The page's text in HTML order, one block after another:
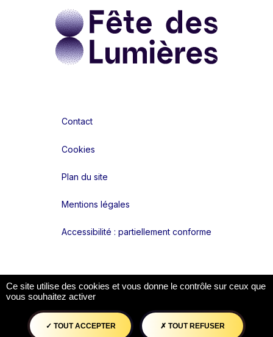
Liens réseaux
Contact
Cookies
Plan du site
Mentions légales
Accessibilité : partiellement conforme
Ce site utilise des cookies et vous donne le contrôle sur ceux que
vous souhaitez activer
TOUT ACCEPTER TOUT REFUSER